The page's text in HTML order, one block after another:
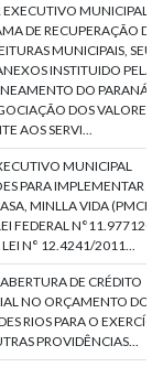
MUNICIPAL A
DE RECUPERAÇÃO DE
MUNICIPAIS, SEU
INSTITUIDO PELA
DO PARANÁ -
DOS VALORES
AOS SERVI...
MUNICIPAL
PARA IMPLEMENTAR O
MINLLA VIDA
FEDERAL
N° 12.4241/2011...
DE CRÉDITO
NO ORÇAMENTO DO
RIOS PARA O
PROVIDÊNCIAS...